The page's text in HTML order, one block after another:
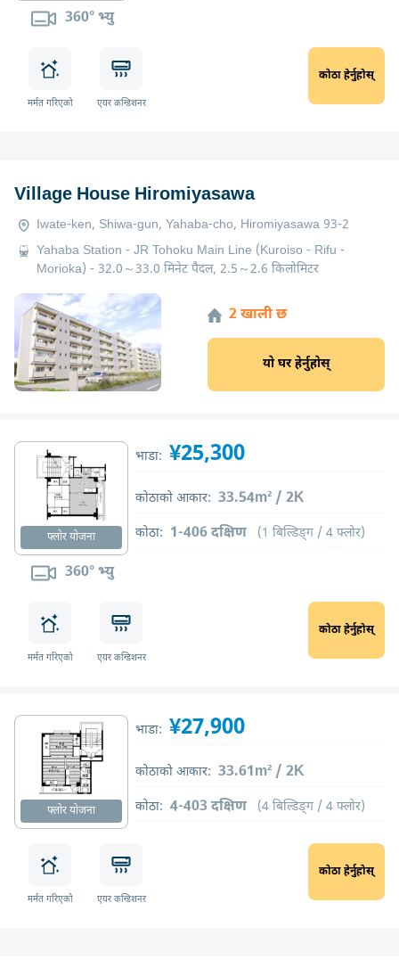
360° भ्यु
मर्मत गरिएको एयर कन्डिशनर
कोठा हेर्नुहोस्
Village House Hiromiyasawa
Iwate-ken, Shiwa-gun, Yahaba-cho, Hiromiyasawa 93-2
Yahaba Station - JR Tohoku Main Line (Kuroiso - Rifu -
Morioka) - 32.0～33.0 मिनेट पैदल, 2.5～2.6 किलोमिटर
2 खाली छ
यो घर हेर्नुहोस्
फ्लोर योजना
360° भ्यु
भाडा: ¥25,300
कोठाको आकार: 33.54m² / 2K
कोठा: 1-406 दक्षिण (1 बिल्डिङ्ग / 4 फ्लोर)
मर्मत गरिएको एयर कन्डिशनर
कोठा हेर्नुहोस्
फ्लोर योजना
भाडा: ¥27,900
कोठाको आकार: 33.61m² / 2K
कोठा: 4-403 दक्षिण (4 बिल्डिङ्ग / 4 फ्लोर)
मर्मत गरिएको एयर कन्डिशनर
कोठा हेर्नुहोस्